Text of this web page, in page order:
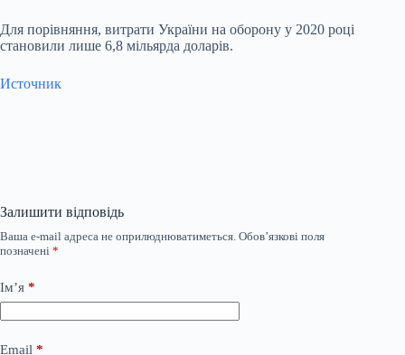
Для порівняння, витрати України на оборону у 2020 році
становили лише 6,8 мільярда доларів.
Источник
Залишити відповідь
Ваша e-mail адреса не оприлюднюватиметься. Обов’язкові поля
позначені *
Ім’я *
Email *